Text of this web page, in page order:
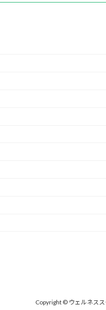
Copyright © ウェルネス